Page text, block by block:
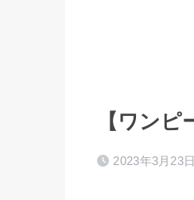
【ワン
2023年3月23日